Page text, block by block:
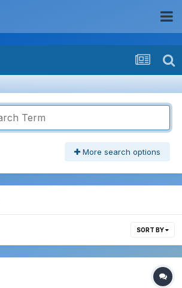
More search options
SORT BY